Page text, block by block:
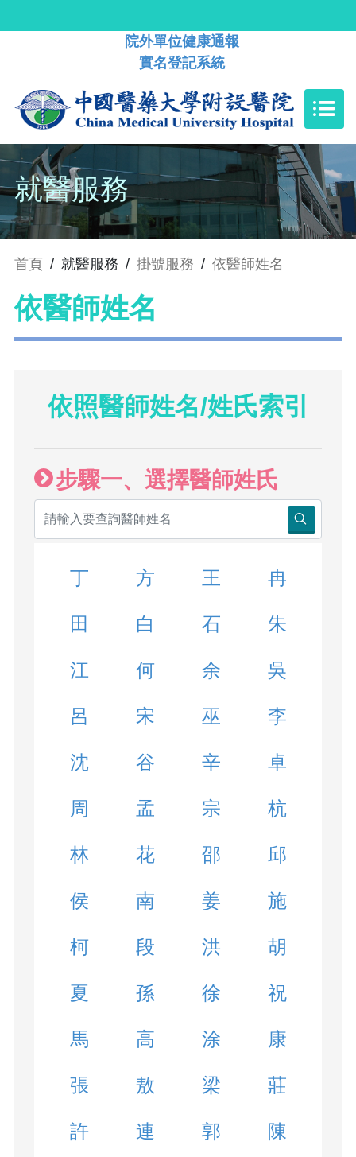
院外單位健康通報
實名登記系統
就醫服務
首頁 / 就醫服務 / 掛號服務 / 依醫師姓名
依醫師姓名
依照醫師姓名/姓氏索引
步驟一、選擇醫師姓氏
丁 方 王 冉
田 白 石 朱
江 何 余 吳
呂 宋 巫 李
沈 谷 辛 卓
周 孟 宗 杭
林 花 邵 邱
侯 南 姜 施
柯 段 洪 胡
夏 孫 徐 祝
馬 高 涂 康
張 敖 梁 莊
許 連 郭 陳